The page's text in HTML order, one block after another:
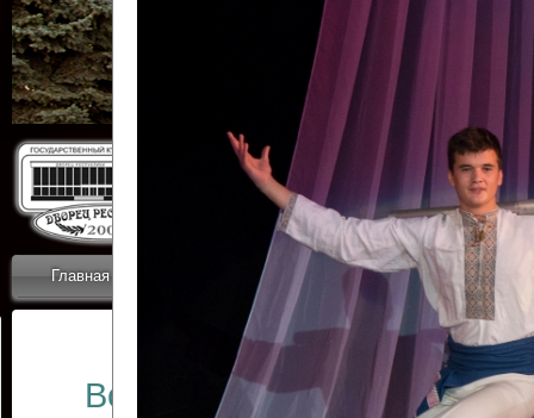
Главная Коллективы Новости
ОТЧЕТЫ ГКЦ
Все отчеты